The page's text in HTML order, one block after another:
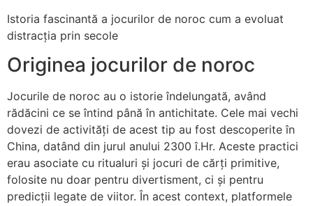
Istoria fascinantă a jocurilor de noroc cum a evoluat
distracția prin secole
Originea jocurilor de noroc
Jocurile de noroc au o istorie îndelungată, având
rădăcini ce se întind până în antichitate. Cele mai vechi
dovezi de activități de acest tip au fost descoperite în
China, datând din jurul anului 2300 î.Hr. Aceste practici
erau asociate cu ritualuri și jocuri de cărți primitive,
folosite nu doar pentru divertisment, ci și pentru
predicții legate de viitor. În acest context, platformele